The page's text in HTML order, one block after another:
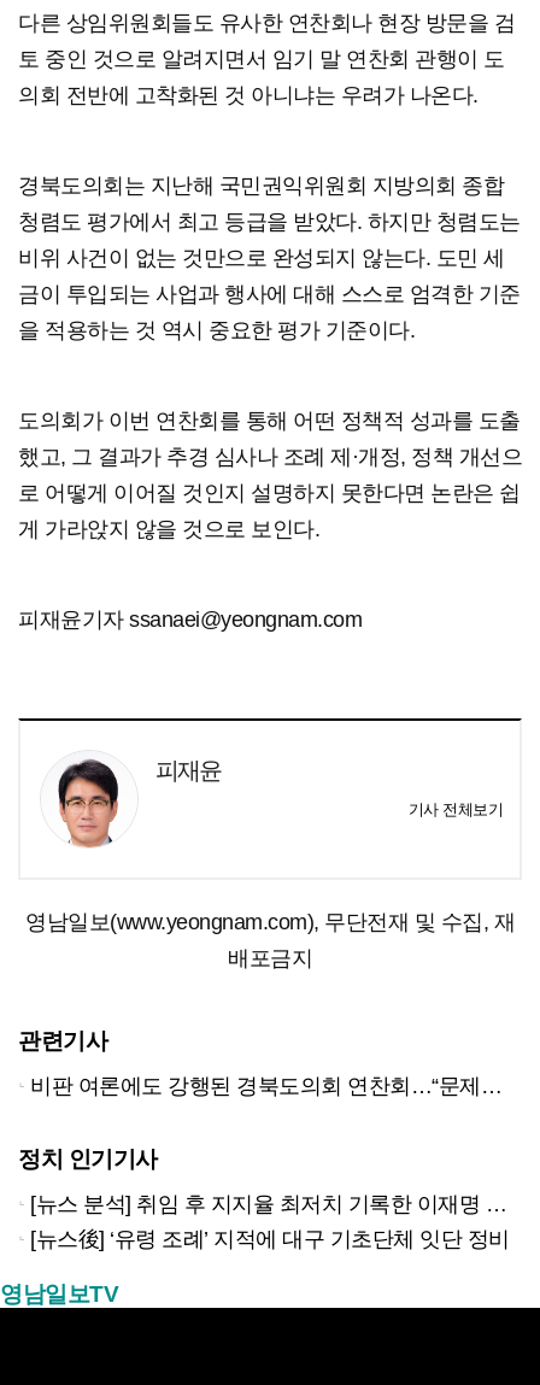
다른 상임위원회들도 유사한 연찬회나 현장 방문을 검
토 중인 것으로 알려지면서 임기 말 연찬회 관행이 도
의회 전반에 고착화된 것 아니냐는 우려가 나온다.
경북도의회는 지난해 국민권익위원회 지방의회 종합
청렴도 평가에서 최고 등급을 받았다. 하지만 청렴도는
비위 사건이 없는 것만으로 완성되지 않는다. 도민 세
금이 투입되는 사업과 행사에 대해 스스로 엄격한 기준
을 적용하는 것 역시 중요한 평가 기준이다.
도의회가 이번 연찬회를 통해 어떤 정책적 성과를 도출
했고, 그 결과가 추경 심사나 조례 제·개정, 정책 개선으
로 어떻게 이어질 것인지 설명하지 못한다면 논란은 쉽
게 가라앉지 않을 것으로 보인다.
피재윤기자 ssanaei@yeongnam.com
피재윤
기사 전체보기
영남일보(www.yeongnam.com), 무단전재 및 수집, 재
배포금지
관련기사
비판 여론에도 강행된 경북도의회 연찬회…“문제는 일정이 아니라 인식”
정치 인기기사
[뉴스 분석] 취임 후 지지율 최저치 기록한 이재명 대통령…왜?
[뉴스後] ‘유령 조례’ 지적에 대구 기초단체 잇단 정비
영남일보TV